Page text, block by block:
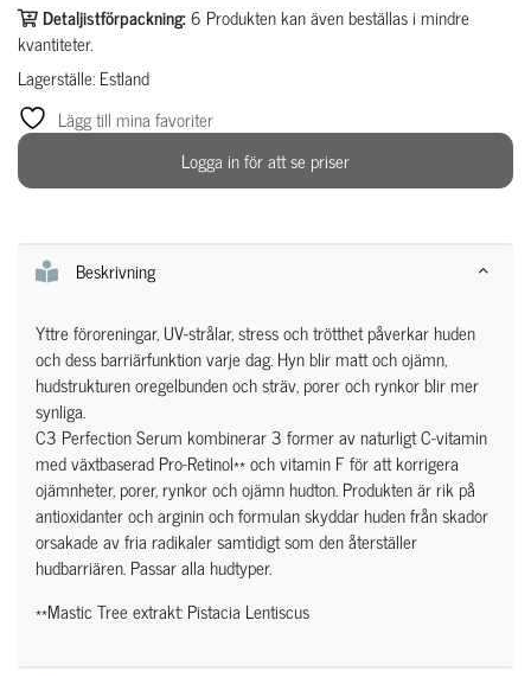
Detaljistförpackning:6 Produkten kan även beställas i mindre
kvantiteter.
Lagerställe: Estland
Lägg till mina favoriter
Logga in för att se priser
Beskrivning
Yttre föroreningar, UV-strålar, stress och trötthet påverkar huden
och dess barriärfunktion varje dag. Hyn blir matt och ojämn,
hudstrukturen oregelbunden och sträv, porer och rynkor blir mer
synliga.
C3 Perfection Serum kombinerar 3 former av naturligt C-vitamin
med växtbaserad Pro-Retinol** och vitamin F för att korrigera
ojämnheter, porer, rynkor och ojämn hudton. Produkten är rik på
antioxidanter och arginin och formulan skyddar huden från skador
orsakade av fria radikaler samtidigt som den återställer
hudbarriären. Passar alla hudtyper.
**Mastic Tree extrakt: Pistacia Lentiscus